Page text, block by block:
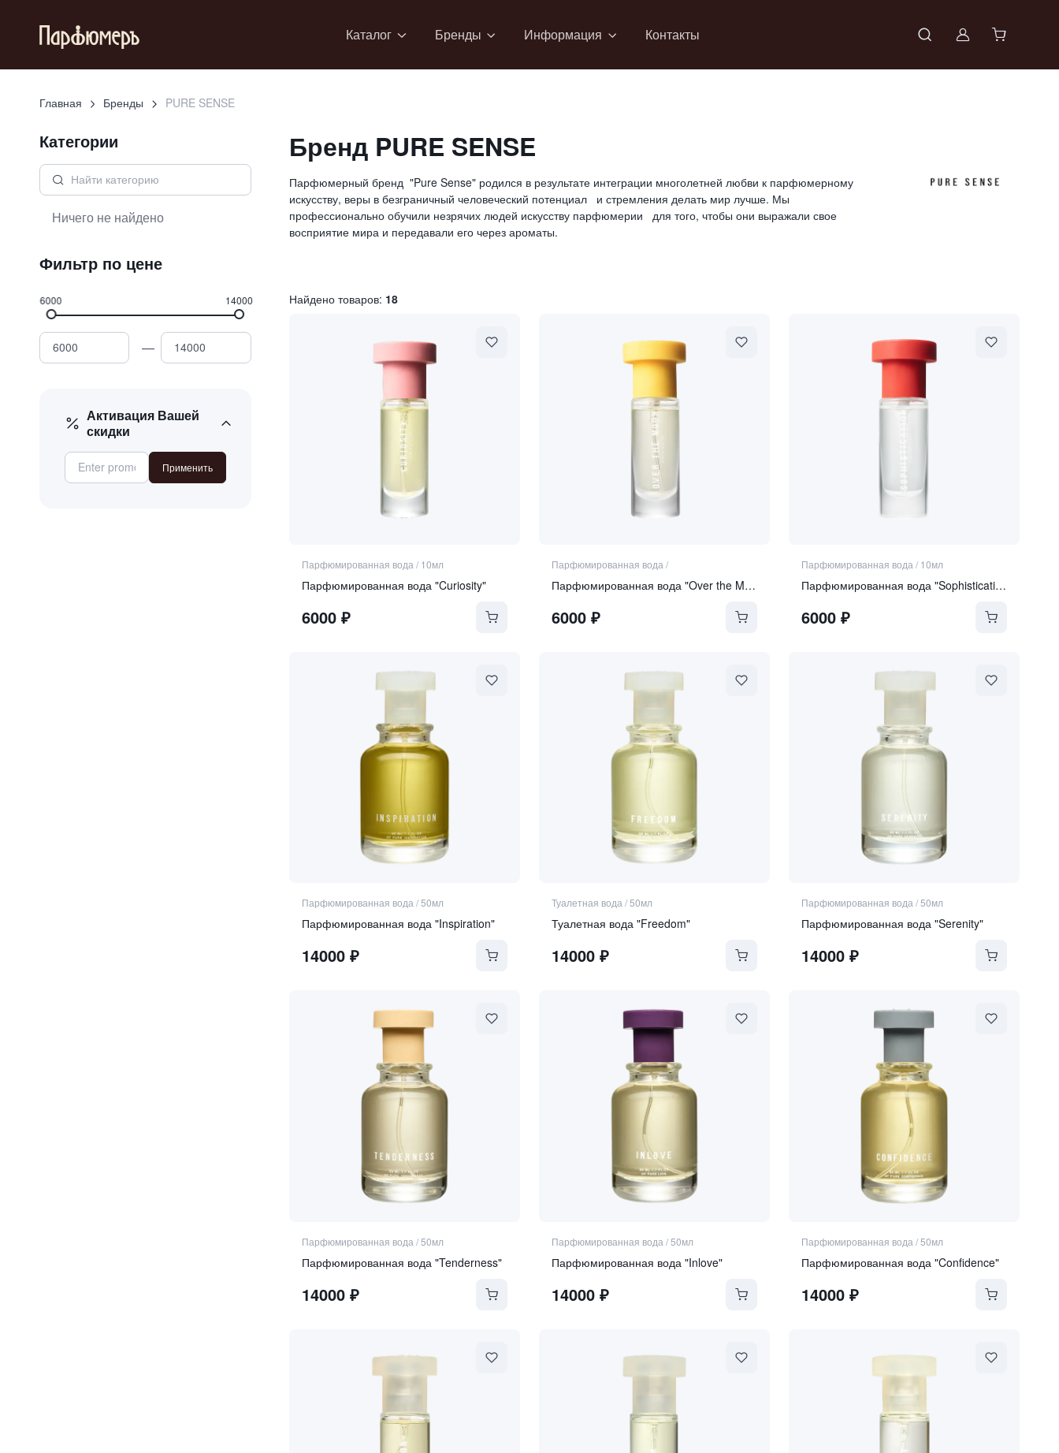
Каталог Бренды Информация Контакты Войти в
Главная Бренды PURE SENSE
Бренд PURE SENSE
Парфюмерный бренд "Pure Sense" родился в результате интеграции многолетней любви к парфюмерному
искусству, веры в безграничный человеческий потенциал и стремления делать мир лучше. Мы
профессионально обучили незрячих людей искусству парфюмерии для того, чтобы они выражали свое
восприятие мира и передавали его через ароматы.
Найдено товаров: 18
Парфюмированная вода / 10мл
Парфюмированная вода "Curiosity"
6000₽
Парфюмированная вода /
Парфюмированная вода "Over the Moon"
6000₽
Парфюмированная вода / 10мл
Парфюмированная вода "Sophistication"
6000 ₽
Парфюмированная вода /50мл
Парфюмированная вода "Inspiration"
14000₽
Туалетная вода /50мл
Туалетная вода "Freedom"
14000₽
Парфюмированная вода /50мл
Парфюмированная вода "Serenity"
14000 ₽
Парфюмированная вода /50мл
Парфюмированная вода "Tenderness"
14000₽
Парфюмированная вода /50мл
Парфюмированная вода "Inlove"
14000₽
Парфюмированная вода /50мл
Парфюмированная вода "Confidence"
14000 ₽
Категории
Ничего не найдено
Фильтр по цене
6000 14000
—
Активация Вашей
скидки
Применить